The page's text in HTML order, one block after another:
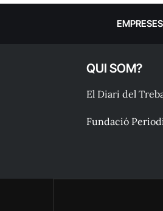
QUI SOM?
El Diari del
Fundació